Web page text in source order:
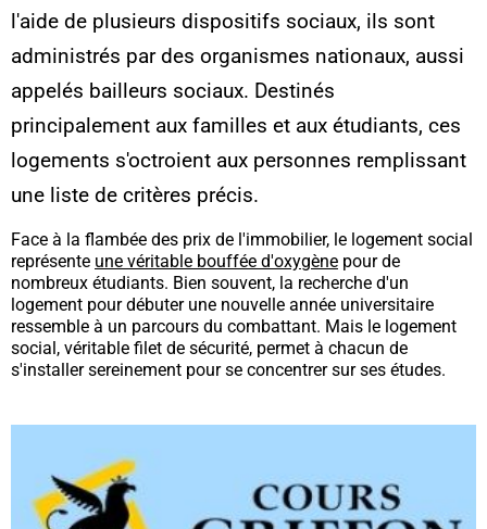
l'aide de plusieurs dispositifs sociaux, ils sont
administrés par des organismes nationaux, aussi
appelés bailleurs sociaux. Destinés
principalement aux familles et aux étudiants, ces
logements s'octroient aux personnes remplissant
une liste de critères précis.
Face à la flambée des prix de l'immobilier, le logement social
représente une véritable bouffée d'oxygène pour de
nombreux étudiants. Bien souvent, la recherche d'un
logement pour débuter une nouvelle année universitaire
ressemble à un parcours du combattant. Mais le logement
social, véritable filet de sécurité, permet à chacun de
s'installer sereinement pour se concentrer sur ses études.